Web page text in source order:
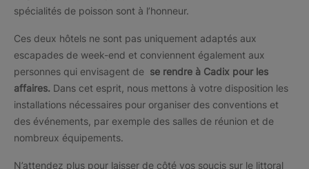
spécialités de poisson sont à l’honneur.
Ces deux hôtels ne sont pas uniquement adaptés aux
escapades de week-end et conviennent également aux
personnes qui envisagent de se rendre à Cadix pour les
affaires. Dans cet esprit, nous mettons à votre disposition les
installations nécessaires pour organiser des conventions et
des événements, par exemple des salles de réunion et de
nombreux équipements.
N’attendez plus pour laisser de côté vos soucis sur le littoral